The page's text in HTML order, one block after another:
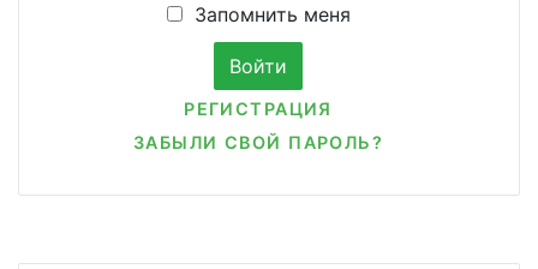
Запомнить меня
РЕГИСТРАЦИЯ
ЗАБЫЛИ СВОЙ ПАРОЛЬ?